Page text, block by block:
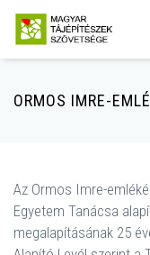
ORMOS IMRE-
Az Ormos Imre-
Egyetem Tanácsa
megalapításának 25